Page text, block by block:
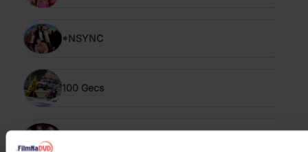
*NSYNC
100 Gecs